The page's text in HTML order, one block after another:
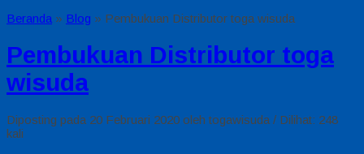
Beranda » Blog » Pembukuan Distributor toga wisuda
Pembukuan Distributor toga
wisuda
Diposting pada 20 Februari 2020 oleh togawisuda / Dilihat: 248
kali